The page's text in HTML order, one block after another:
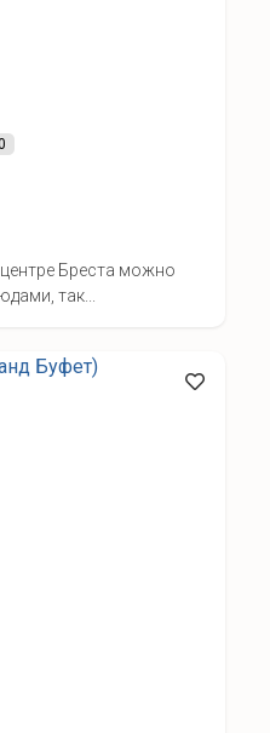
Бреста можно
так...